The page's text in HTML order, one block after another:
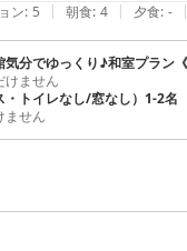
ン: 5 | 朝食: 4 | 夕食: - |
気分でゆっくり♪和室プラン
けません
トイレなし/窓なし）1-2名
ません